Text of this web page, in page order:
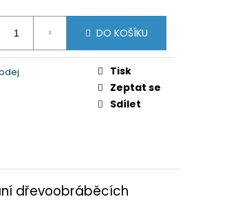
DO KOŠÍKU
Tisk
Zeptat se
Sdílet
dřevoobráběcích